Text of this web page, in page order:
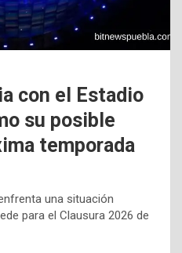
con el Estadio
su posible
temporada
una situación
para el Clausura 2026 de